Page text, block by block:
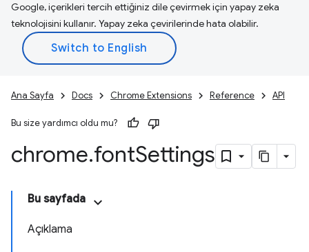
Google, içerikleri tercih ettiğiniz dile çevirmek için yapay zeka
teknolojisini kullanır. Yapay zeka çevirilerinde hata olabilir.
Ana Sayfa Docs Chrome Extensions Reference API
Bu size yardımcı oldu mu?
chrome.fontSettings
Bu sayfada
Açıklama